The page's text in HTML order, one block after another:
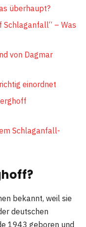
überhaupt?
Schlaganfall“ – Was
von Dagmar
einordnet
Schlaganfall-
bekannt, weil sie
deutschen
1943 geboren und